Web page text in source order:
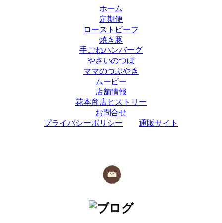
ホーム
定期便
ローストビーフ
焼き豚
手ごねハンバーグ
やさいのつぼ
ママのつぶやき
ムービー
店舗情報
花本商店ヒストリー
お問合せ
プライバシーポリシー
通販サイト